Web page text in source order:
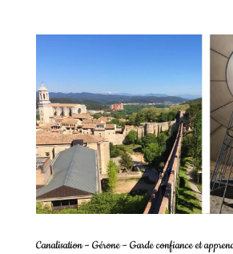
Canalisation – Gérone – Garde confiance et